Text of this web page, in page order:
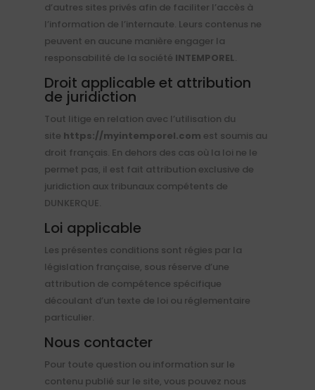
d’autres sites privés afin de faciliter l’accès à
l’information de l’internaute. Leurs contenus ne
peuvent en aucune manière engager la
responsabilité de la société INTEMPOREL.
Droit applicable et attribution
de juridiction
Tout litige en relation avec l’utilisation du
site https://myintemporel.com est soumis au
droit français. En dehors des cas où la loi ne le
permet pas, il est fait attribution exclusive de
juridiction aux tribunaux compétents de
DUNKERQUE.
Loi applicable
Les présentes conditions sont régies par la
législation française, sous réserve d’une
attribution de compétence spécifique
découlant d’un texte de loi ou réglementaire
particulier.
Nous contacter
Pour toute question ou information sur le
contenu publié sur le site, vous pouvez nous